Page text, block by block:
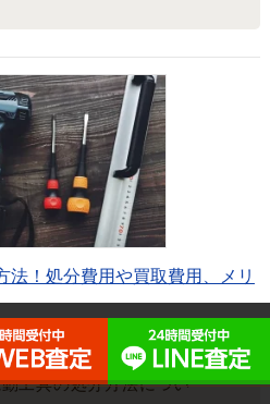
法！処分費用や買取費用、メリ
工具の処分方法につい